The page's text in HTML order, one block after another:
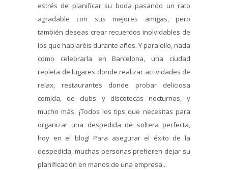
estrés de planificar su boda pasando un rato
agradable con sus mejores amigas, pero
también deseas crear recuerdos inolvidables de
los que hablaréis durante años. Y para ello, nada
como celebrarla en Barcelona, una ciudad
repleta de lugares donde realizar actividades de
relax, restaurantes donde probar deliciosa
comida, de clubs y discotecas nocturnos, y
mucho más. ¡Todos los tips que necesitas para
organizar una despedida de soltera perfecta,
hoy en el blog! Para asegurar el éxito de la
despedida, muchas personas prefieren dejar su
planificación en manos de una empresa...